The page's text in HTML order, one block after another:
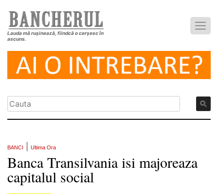
Lauda mă rușinează, fiindcă o cerșesc în
ascuns.
BANCI Ultima Ora
Banca Transilvania isi majoreaza
capitalul social